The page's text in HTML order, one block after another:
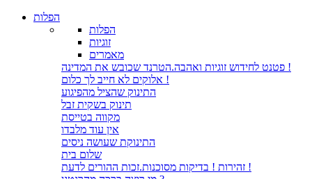
הפלות
הפלות
זוגיות
מאמרים
פטנט לחידוש זוגיות ואהבה.הטרנד שכובש את המדינה !
אלוקים לא חייב לך כלום !
התינוק שהציל מהפיגוע
תינוק בשקית זבל
מקווה בטייסת
אין עוד מלבדו
התינוקת שעושה ניסים
שלום בית
זהירות ! בדיקות מסוכנות.זכות ההורים לדעת !